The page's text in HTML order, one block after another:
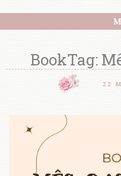
BookTag:
22